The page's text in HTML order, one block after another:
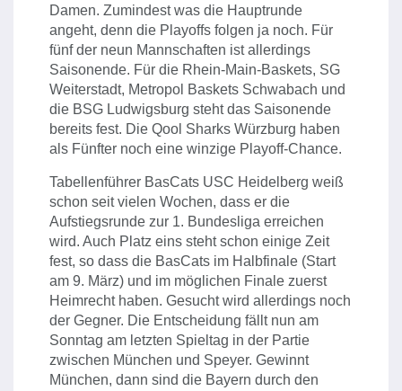
Damen. Zumindest was die Hauptrunde
angeht, denn die Playoffs folgen ja noch. Für
fünf der neun Mannschaften ist allerdings
Saisonende. Für die Rhein-Main-Baskets, SG
Weiterstadt, Metropol Baskets Schwabach und
die BSG Ludwigsburg steht das Saisonende
bereits fest. Die Qool Sharks Würzburg haben
als Fünfter noch eine winzige Playoff-Chance.
Tabellenführer BasCats USC Heidelberg weiß
schon seit vielen Wochen, dass er die
Aufstiegsrunde zur 1. Bundesliga erreichen
wird. Auch Platz eins steht schon einige Zeit
fest, so dass die BasCats im Halbfinale (Start
am 9. März) und im möglichen Finale zuerst
Heimrecht haben. Gesucht wird allerdings noch
der Gegner. Die Entscheidung fällt nun am
Sonntag am letzten Spieltag in der Partie
zwischen München und Speyer. Gewinnt
München, dann sind die Bayern durch den